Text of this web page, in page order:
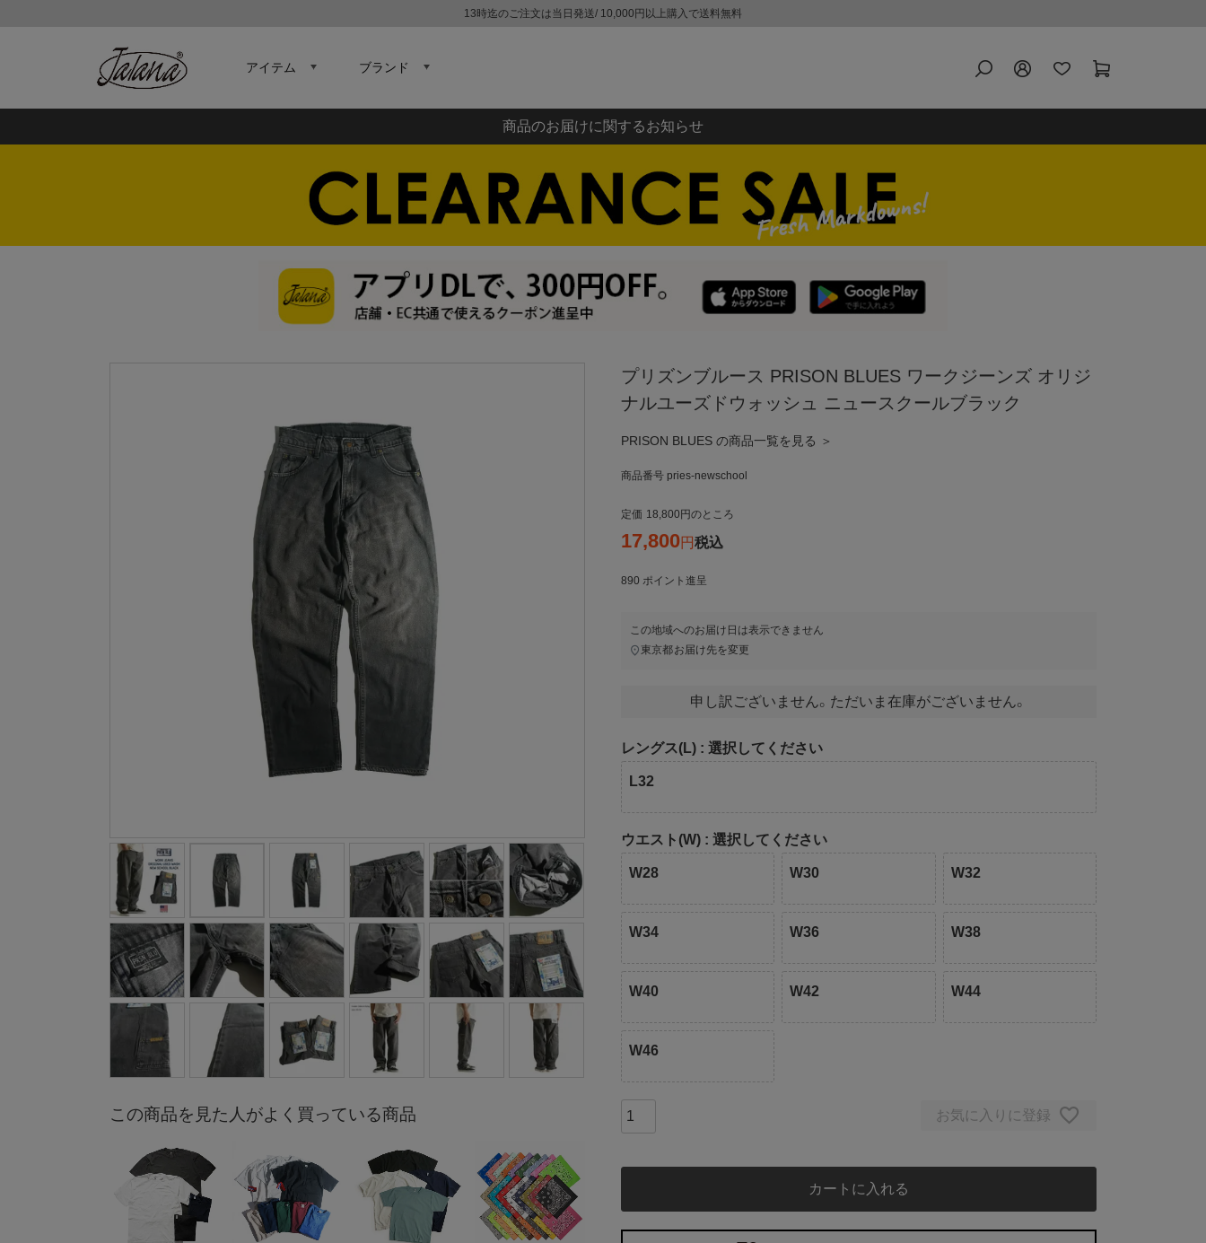
13時迄のご注文は当日発送/ 10,000円以上購入で送料無料
アイテム ブランド
商品のお届けに関するお知らせ
プリズンブルース PRISON BLUES ワークジーンズ オリジ
ナルユーズドウォッシュ ニュースクールブラック
PRISON BLUES の商品一覧を見る ＞
商品番号 pries-newschool
定価 18,800 のところ
17,800 税込
890 ポイント進呈
この地域へのお届け日は表示できません
東京都お届け先を変更
申し訳ございません。ただいま在庫がございません。
レングス(L) 選択してください
L32
ウエスト(W) 選択してください
W28 W30 W32
W34 W36 W38
W40 W42 W44
W46
お気に入りに登録
カートに入れる
この商品を見た人がよく買っている商品